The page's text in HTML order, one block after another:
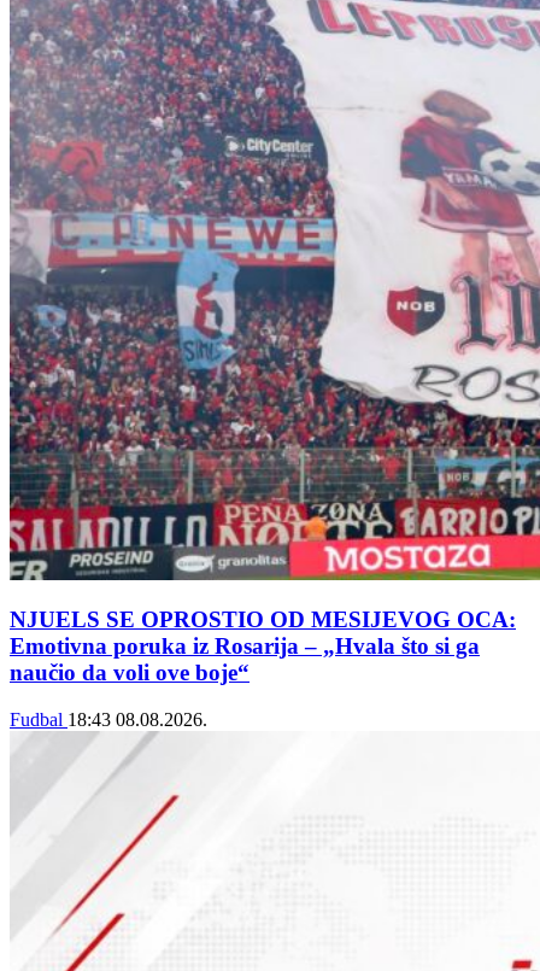
NJUELS SE OPROSTIO OD MESIJEVOG OCA:
Emotivna poruka iz Rosarija – „Hvala što si ga
naučio da voli ove boje“
Fudbal 18:43 08.08.2026.